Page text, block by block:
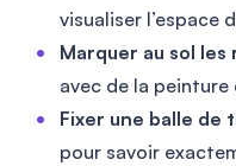
visualiser l’espace
Marquer au sol
avec de la
Fixer une balle de
pour savoir